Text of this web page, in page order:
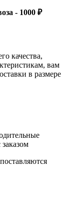
- 1000 ₽
качества,
вам
в размере